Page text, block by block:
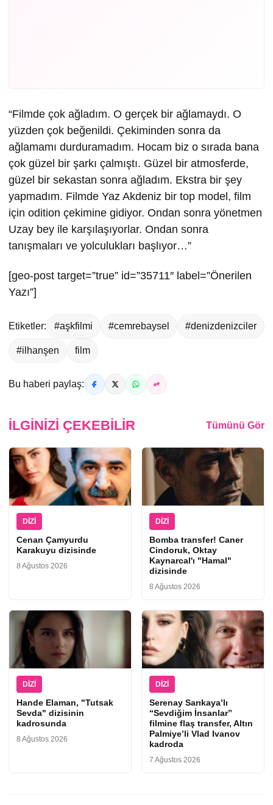
“Filmde çok ağladım. O gerçek bir ağlamaydı. O
yüzden çok beğenildi. Çekiminden sonra da
ağlamamı durduramadım. Hocam biz o sırada bana
çok güzel bir şarkı çalmıştı. Güzel bir atmosferde,
güzel bir sekastan sonra ağladım. Ekstra bir şey
yapmadım. Filmde Yaz Akdeniz bir top model, film
için odition çekimine gidiyor. Ondan sonra yönetmen
Uzay bey ile karşılaşıyorlar. Ondan sonra
tanışmaları ve yolculukları başlıyor…”
[geo-post target=”true” id=”35711″ label=”Önerilen
Yazı”]
Etiketler: #aşkfilmi #cemrebaysel #denizdenizciler
#ilhanşen film
Bu haberi paylaş:
İLGINIZI ÇEKEBILIR Tümünü Gör
DIZI
Cenan Çamyurdu
Karakuyu dizisinde
8 Ağustos 2026
DIZI
Bomba transfer! Caner
Cindoruk, Oktay
Kaynarcal'ı "Hamal"
dizisinde
8 Ağustos 2026
DIZI
Hande Elaman, "Tutsak
Sevda" dizisinin
kadrosunda
8 Ağustos 2026
DIZI
Serenay Sarıkaya’lı
“Sevdiğim İnsanlar”
filmine flaş transfer, Altın
Palmiye’li Vlad Ivanov
kadroda
7 Ağustos 2026